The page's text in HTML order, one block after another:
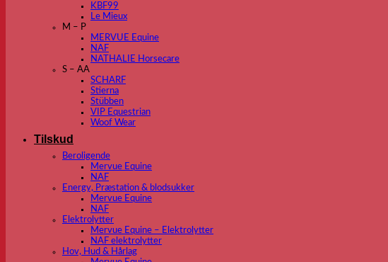
KBF99
Le Mieux
M – P
MERVUE Equine
NAF
NATHALIE Horsecare
S – AA
SCHARF
Stierna
Stübben
VIP Equestrian
Woof Wear
Tilskud
Beroligende
Mervue Equine
NAF
Energy, Præstation & blodsukker
Mervue Equine
NAF
Elektrolytter
Mervue Equine – Elektrolytter
NAF elektrolytter
Hov, Hud & Hårlag